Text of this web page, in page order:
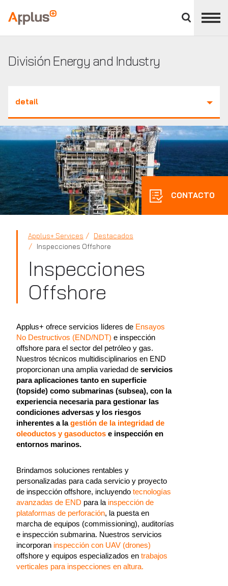
panel
Applus+
División Energy and Industry
detail
CONTACTO
Applus+ Services
Destacados
Inspecciones Offshore
Inspecciones
Offshore
Applus+ ofrece servicios líderes de Ensayos
No Destructivos (END/NDT) e inspección
offshore para el sector del petróleo y gas.
Nuestros técnicos multidisciplinarios en END
proporcionan una amplia variedad de servicios
para aplicaciones tanto en superficie
(topside) como submarinas (subsea), con la
experiencia necesaria para gestionar las
condiciones adversas y los riesgos
inherentes a lagestión de la integridad de
oleoductos y gasoductos e inspección en
entornos marinos.
Brindamos soluciones rentables y
personalizadas para cada servicio y proyecto
de inspección offshore, incluyendo tecnologías
avanzadas de END para la inspección de
plataformas de perforación, la puesta en
marcha de equipos (commissioning), auditorías
e inspección submarina. Nuestros servicios
incorporan inspección con UAV (drones)
offshore y equipos especializados en trabajos
verticales para inspecciones en altura.